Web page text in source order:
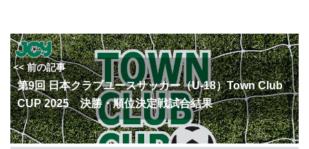
<< 前の記事
第9回 日本クラブユースサッカー（U-18）Town Club
CUP 2025 決勝・順位決定戦試合結果